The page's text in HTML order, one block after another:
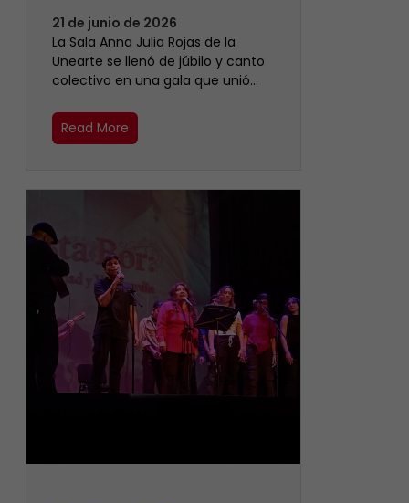
21 de junio de 2026
​La Sala Anna Julia Rojas de la
Unearte se llenó de júbilo y canto
colectivo en una gala que unió…
Read More